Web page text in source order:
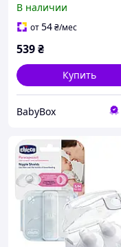
В наличии
от54₴/мес
539₴
Купить
BabyBox